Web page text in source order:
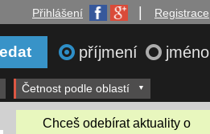
Přihlášení Registrace
příjmení jméno
Četnost podle oblastí
Chceš odebírat aktuality o